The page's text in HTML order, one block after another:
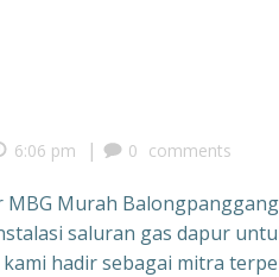
6:06 pm | 0 comments
Murah
saluran gas dapur
hadir sebagai mitra